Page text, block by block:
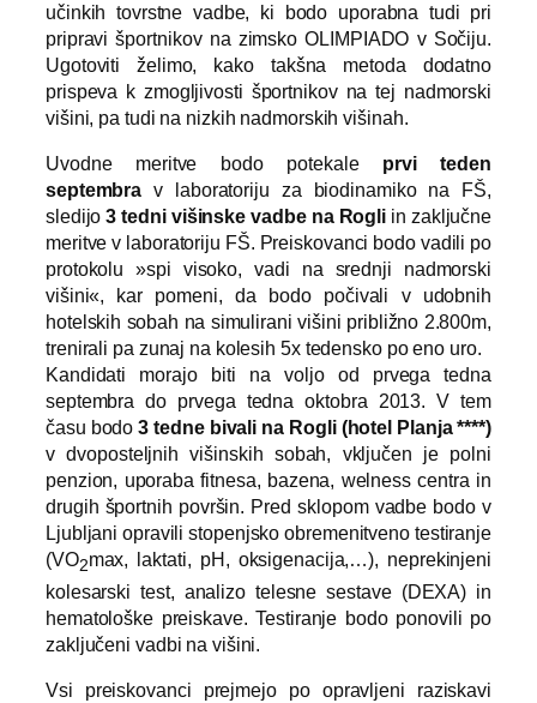
učinkih tovrstne vadbe, ki bodo uporabna tudi pri
pripravi športnikov na zimsko OLIMPIADO v Sočiju.
Ugotoviti želimo, kako takšna metoda dodatno
prispeva k zmogljivosti športnikov na tej nadmorski
višini, pa tudi na nizkih nadmorskih višinah.
Uvodne meritve bodo potekale prvi teden
septembra v laboratoriju za biodinamiko na FŠ,
sledijo3 tedni višinske vadbe na Rogli in zaključne
meritve v laboratoriju FŠ. Preiskovanci bodo vadili po
protokolu »spi visoko, vadi na srednji nadmorski
višini«, kar pomeni, da bodo počivali v udobnih
hotelskih sobah na simulirani višini približno 2.800m,
trenirali pa zunaj na kolesih 5x tedensko po eno uro.
Kandidati morajo biti na voljo od prvega tedna
septembra do prvega tedna oktobra 2013. V tem
času bodo3 tedne bivali na Rogli (hotel Planja ****)
v dvoposteljnih višinskih sobah, vključen je polni
penzion, uporaba fitnesa, bazena, welness centra in
drugih športnih površin. Pred sklopom vadbe bodo v
Ljubljani opravili stopenjsko obremenitveno testiranje
(VO2max, laktati, pH, oksigenacija,…), neprekinjeni
kolesarski test, analizo telesne sestave (DEXA) in
hematološke preiskave. Testiranje bodo ponovili po
zaključeni vadbi na višini.
Vsi preiskovanci prejmejo po opravljeni raziskavi